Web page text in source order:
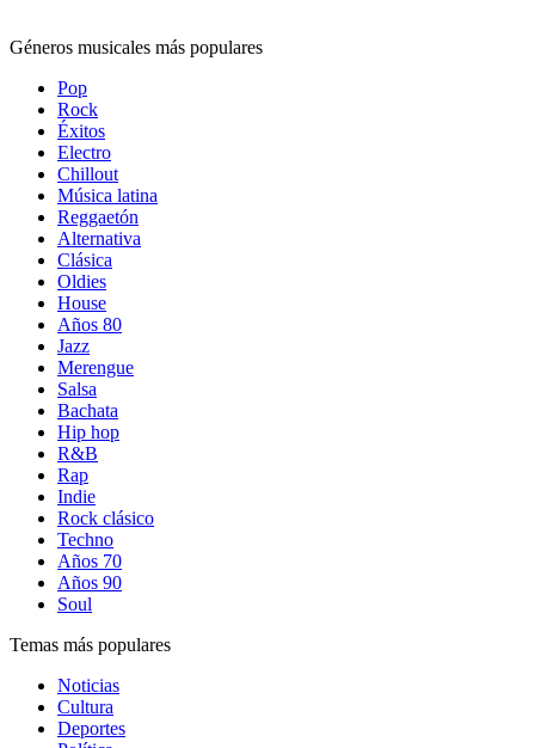
Géneros musicales más populares
Pop
Rock
Éxitos
Electro
Chillout
Música latina
Reggaetón
Alternativa
Clásica
Oldies
House
Años 80
Jazz
Merengue
Salsa
Bachata
Hip hop
R&B
Rap
Indie
Rock clásico
Techno
Años 70
Años 90
Soul
Temas más populares
Noticias
Cultura
Deportes